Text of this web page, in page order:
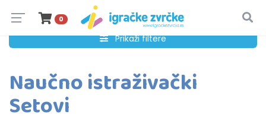
0
Prikaži filtere
Naučno istraživački
Setovi